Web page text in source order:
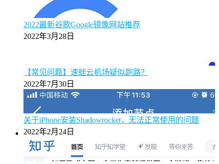
2022最新谷歌Google镜像网站推荐
2022年3月28日
【常见问题】速蛙云机场疑似跑路？
2022年7月30日
关于iPhone安装Shadowrocket，无法正常使用的问题
2022年2月24日